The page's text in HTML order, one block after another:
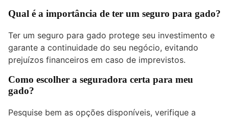
Qual é a importância de ter um seguro para gado?
Ter um seguro para gado protege seu investimento e
garante a continuidade do seu negócio, evitando
prejuízos financeiros em caso de imprevistos.
Como escolher a seguradora certa para meu
gado?
Pesquise bem as opções disponíveis, verifique a